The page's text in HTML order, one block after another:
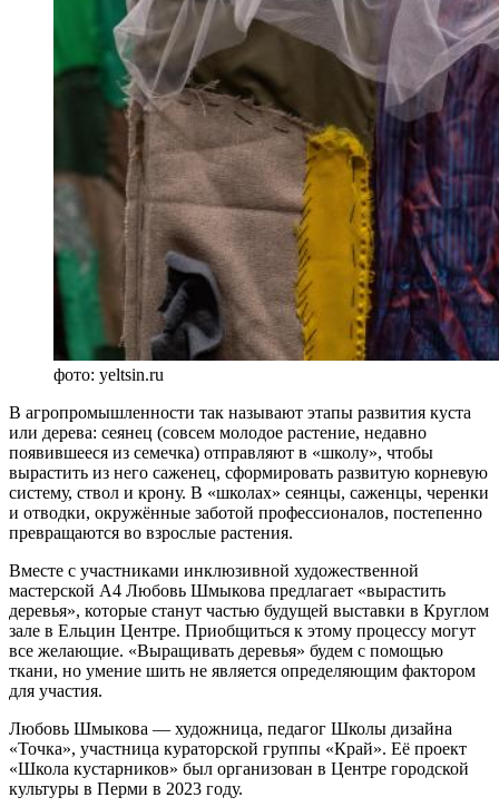
фото: yeltsin.ru
В агропромышленности так называют этапы развития куста
или дерева: сеянец (совсем молодое растение, недавно
появившееся из семечка) отправляют в «школу», чтобы
вырастить из него саженец, сформировать развитую корневую
систему, ствол и крону. В «школах» сеянцы, саженцы, черенки
и отводки, окружённые заботой профессионалов, постепенно
превращаются во взрослые растения.
Вместе с участниками инклюзивной художественной
мастерской А4 Любовь Шмыкова предлагает «вырастить
деревья», которые станут частью будущей выставки в Круглом
зале в Ельцин Центре. Приобщиться к этому процессу могут
все желающие. «Выращивать деревья» будем с помощью
ткани, но умение шить не является определяющим фактором
для участия.
Любовь Шмыкова — художница, педагог Школы дизайна
«Точка», участница кураторской группы «Край». Её проект
«Школа кустарников» был организован в Центре городской
культуры в Перми в 2023 году.